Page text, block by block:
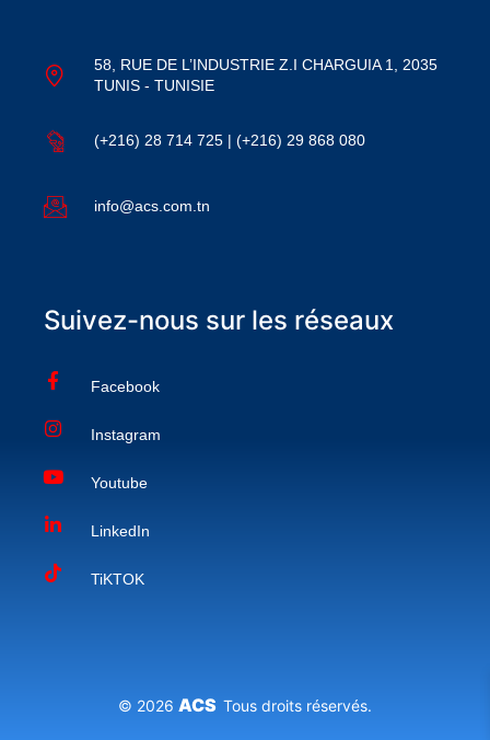
58, RUE DE L’INDUSTRIE Z.I CHARGUIA 1, 2035
TUNIS - TUNISIE
(+216) 28 714 725 | (+216) 29 868 080
info@acs.com.tn
Suivez-nous sur les réseaux
Facebook
Instagram
Youtube
LinkedIn
TiKTOK
© 2026 ACS Tous droits réservés.